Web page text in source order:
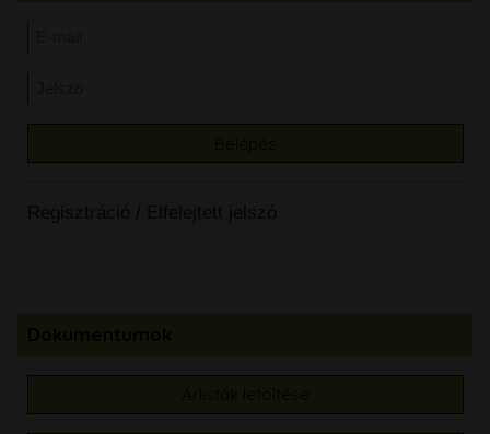
Regisztráció / Elfelejtett jelszó